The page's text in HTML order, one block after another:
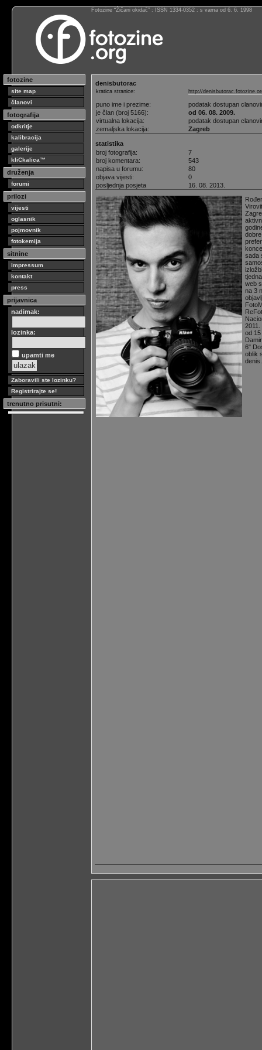
Fotozine “Žičani okidač” : ISSN 1334-0352 : s vama od 6. 6. 1998
fotozine
site map
članovi
fotografija
odkritje
kalibracija
galerije
kliCkalica™
druženja
forumi
prilozi
vijesti
oglasnik
pojmovnik
fotokemija
sitnine
impressum
kontakt
press
prijavnica
nadimak:
lozinka:
upamti me
Zaboravili ste lozinku?
Registrirajte se!
trenutno prisutni:
denisbutorac
kratica stranice: http://
puno ime i prezime:
podatak dostupan
je član (broj 5166):
od 06. 08. 2009.
virtualna lokacija:
podatak dostupan
zemaljska lokacija:
Zagreb
statistika
broj fotografija:
7
broj komentara:
543
napisa u forumu:
80
objava vijesti:
0
posljednja posjeta
16. 08. 2013.
sada
web
na 3
2011.
od
6"
oblik